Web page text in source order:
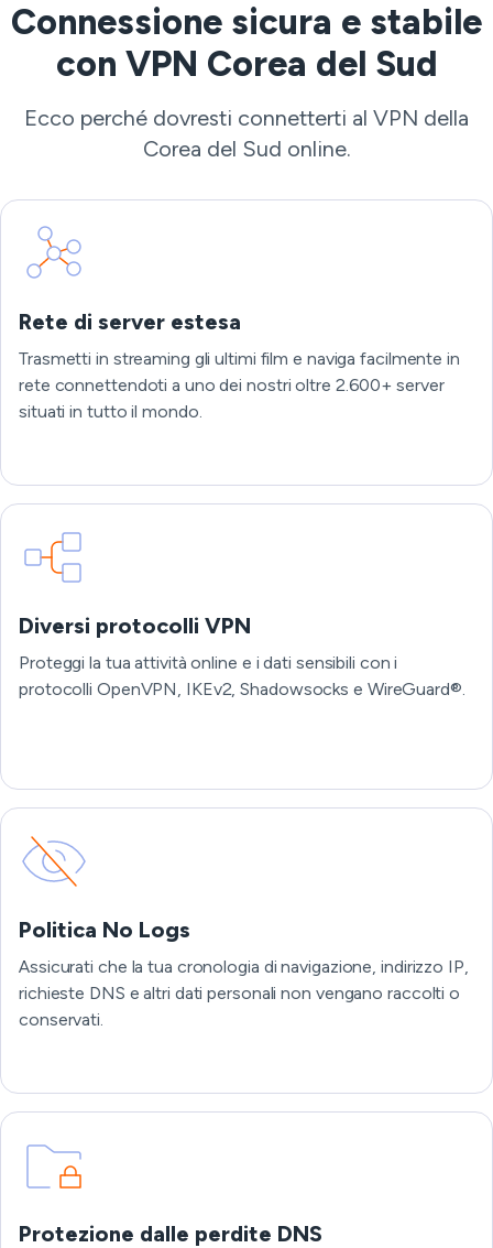
Connessione sicura e stabile
con VPN Corea del Sud
Ecco perché dovresti connetterti al VPN della
Corea del Sud online.
Rete di server estesa
Trasmetti in streaming gli ultimi film e naviga facilmente in
rete connettendoti a uno dei nostri oltre 2.600+ server
situati in tutto il mondo.
Diversi protocolli VPN
Proteggi la tua attività online e i dati sensibili con i
protocolli OpenVPN, IKEv2, Shadowsocks e WireGuard®.
Politica No Logs
Assicurati che la tua cronologia di navigazione, indirizzo IP,
richieste DNS e altri dati personali non vengano raccolti o
conservati.
Protezione dalle perdite DNS